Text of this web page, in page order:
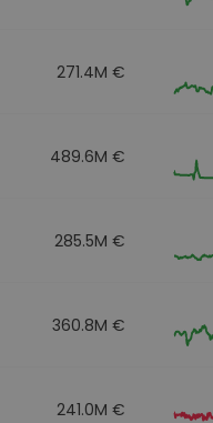
271.4M €
489.6M €
285.5M €
360.8M €
241.0M €